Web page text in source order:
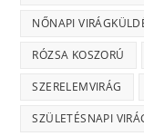
NŐNAPI
RÓZSA KOSZORÚ
SZERELEMVIRÁG
SZÜLETÉSNAPI